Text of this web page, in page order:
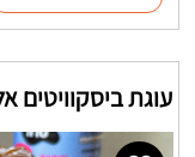
עוגת ביסקוויטים